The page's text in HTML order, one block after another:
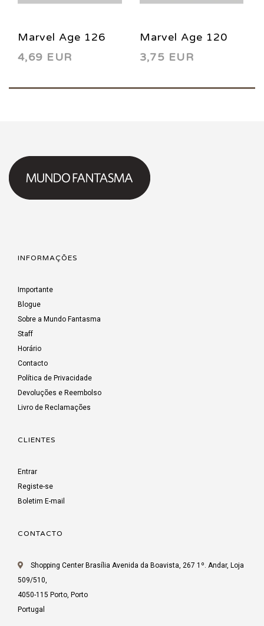
Marvel Age 126
1993
4,69 EUR
Marvel Age 120
1993
3,75 EUR
INFORMAÇÕES
Importante
Blogue
Sobre a Mundo Fantasma
Staff
Horário
Contacto
Política de Privacidade
Devoluções e Reembolso
Livro de Reclamações
CLIENTES
Entrar
Registe-se
Boletim E-mail
CONTACTO
Shopping Center Brasília Avenida da Boavista, 267 1º. Andar, Loja
509/510,
4050-115 Porto, Porto
Portugal